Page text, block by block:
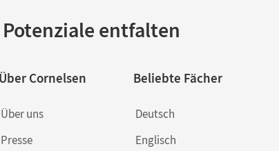
Potenziale entfalten
Über Cornelsen
Über uns
Presse
Beliebte Fächer
Deutsch
Englisch